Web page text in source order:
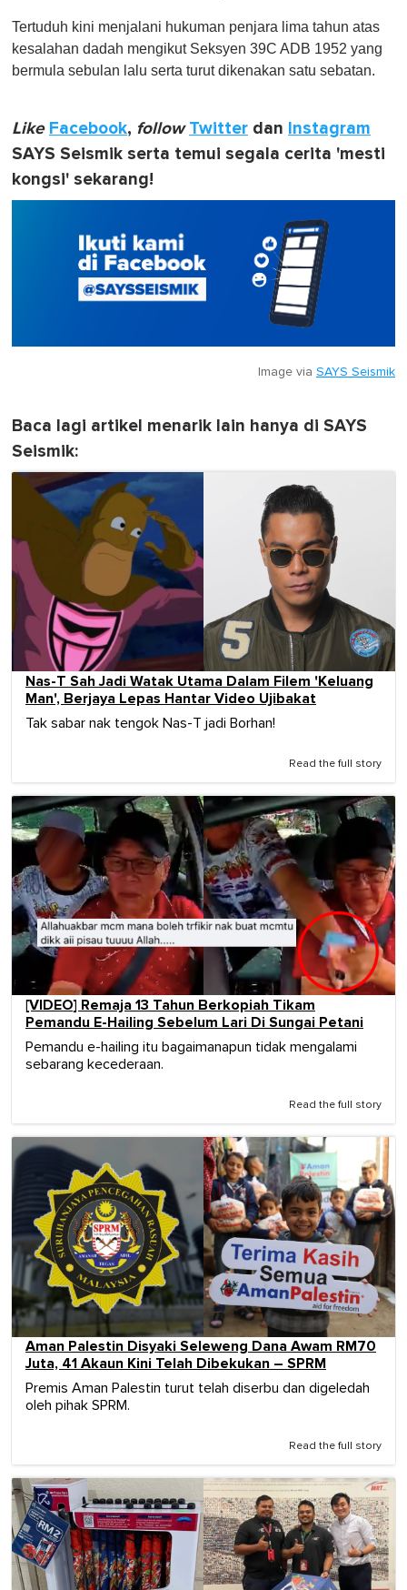
Tertuduh kini menjalani hukuman penjara lima tahun atas
kesalahan dadah mengikut Seksyen 39C ADB 1952 yang
bermula sebulan lalu serta turut dikenakan satu sebatan.
Like Facebook, follow Twitter dan Instagram
SAYS Seismik serta temui segala cerita 'mesti
kongsi' sekarang!
Image via SAYS Seismik
Baca lagi artikel menarik lain hanya di SAYS
Seismik:
Nas-T Sah Jadi Watak Utama Dalam Filem 'Keluang
Man', Berjaya Lepas Hantar Video Ujibakat
Tak sabar nak tengok Nas-T jadi Borhan!
Read the full story
[VIDEO] Remaja 13 Tahun Berkopiah Tikam
Pemandu E-Hailing Sebelum Lari Di Sungai Petani
Pemandu e-hailing itu bagaimanapun tidak mengalami
sebarang kecederaan.
Read the full story
Aman Palestin Disyaki Seleweng Dana Awam RM70
Juta, 41 Akaun Kini Telah Dibekukan – SPRM
Premis Aman Palestin turut telah diserbu dan digeledah
oleh pihak SPRM.
Read the full story